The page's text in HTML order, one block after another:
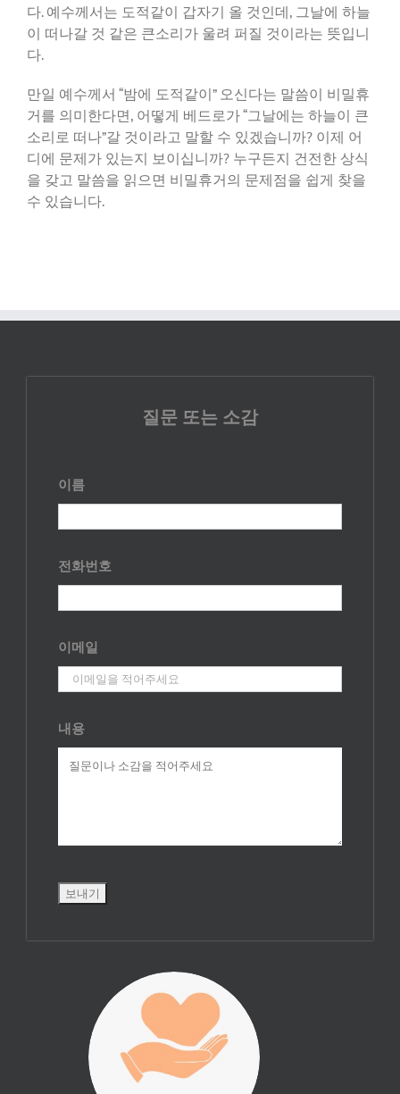
다. 예수께서는 도적같이 갑자기 올 것인데, 그날에 하늘
이 떠나갈 것 같은 큰소리가 울려 퍼질 것이라는 뜻입니
다.
만일 예수께서 “밤에 도적같이” 오신다는 말씀이 비밀휴
거를 의미한다면, 어떻게 베드로가 “그날에는 하늘이 큰
소리로 떠나”갈 것이라고 말할 수 있겠습니까? 이제 어
디에 문제가 있는지 보이십니까? 누구든지 건전한 상식
을 갖고 말씀을 읽으면 비밀휴거의 문제점을 쉽게 찾을
수 있습니다.
질문 또는 소감
이름
전화번호
이메일
내용
진리횃불 사역은
여러분의 후원으
로 이루어집니다.